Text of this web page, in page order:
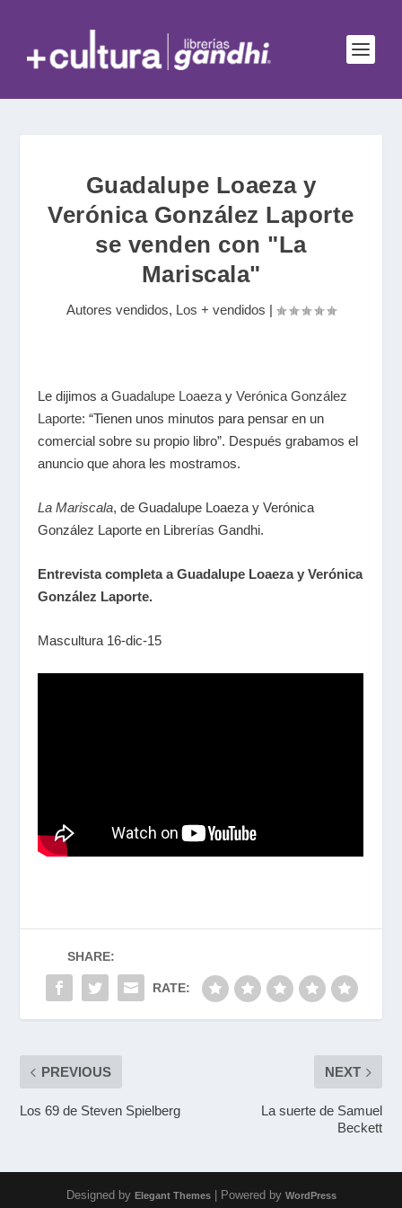
Guadalupe Loaeza y
Verónica González Laporte
se venden con "La
Mariscala"
Autores vendidos, Los + vendidos |
Le dijimos aGuadalupe Loaeza yVerónica González
Laporte: “Tienen unos minutos para pensar en un
comercial sobre su propio libro”. Después grabamos el
anuncio que ahora les mostramos.
La Mariscala, de Guadalupe Loaeza y Verónica
González Laporte en Librerías Gandhi.
Entrevista completa a Guadalupe Loaeza y Verónica
González Laporte.
Mascultura 16-dic-15
SHARE:
RATE:
PREVIOUS
Los 69 de Steven Spielberg
NEXT
La suerte de Samuel
Beckett
Designed by Elegant Themes| Powered by WordPress